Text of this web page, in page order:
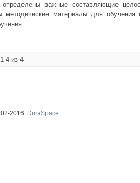
определены важные составляющие
методические материалы для обучения
...
4 из 4
2016
DuraSpace